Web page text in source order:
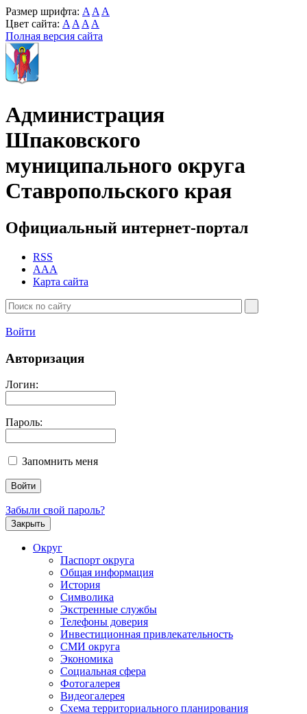
Размер шрифта: A A A
Цвет сайта: A A A A
Полная версия сайта
Администрация
Шпаковского
муниципального округа
Ставропольского края
Официальный интернет-портал
RSS
AAA
Карта сайта
Войти
Авторизация
Логин:
Пароль:
Запомнить меня
Забыли свой пароль?
Закрыть
Округ
Паспорт округа
Общая информация
История
Символика
Экстренные службы
Телефоны доверия
Инвестиционная привлекательность
СМИ округа
Экономика
Социальная сфера
Фотогалерея
Видеогалерея
Схема территориального планирования